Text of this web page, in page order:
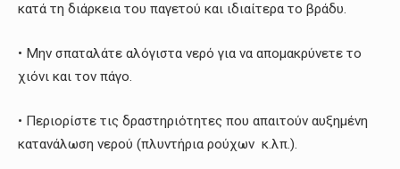
κατά τη διάρκεια του παγετού και ιδιαίτερα το βράδυ.
• Μην σπαταλάτε αλόγιστα νερό για να απομακρύνετε το
χιόνι και τον πάγο.
• Περιορίστε τις δραστηριότητες που απαιτούν αυξημένη
κατανάλωση νερού (πλυντήρια ρούχων κ.λπ.).